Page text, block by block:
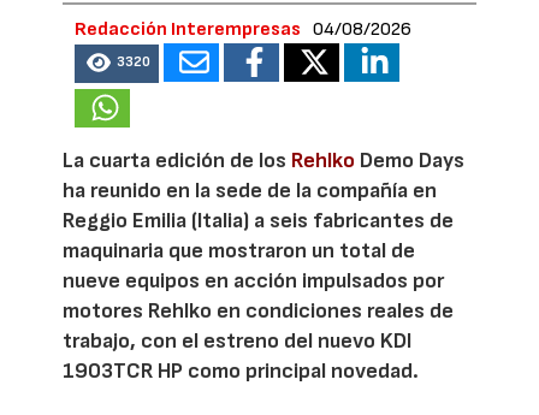
Redacción Interempresas 04/08/2026
3320
La cuarta edición de los Rehlko Demo Days
ha reunido en la sede de la compañía en
Reggio Emilia (Italia) a seis fabricantes de
maquinaria que mostraron un total de
nueve equipos en acción impulsados por
motores Rehlko en condiciones reales de
trabajo, con el estreno del nuevo KDI
1903TCR HP como principal novedad.